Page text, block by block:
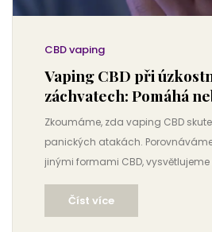
CBD vaping
Vaping CBD při
záchvatech: Pomáhá
Zkoumáme, zda vaping CBD
panických atakách.
jinými formami CBD,
mozek a nabízíme praktický
bezpečný produkt v ČR.
Číst více